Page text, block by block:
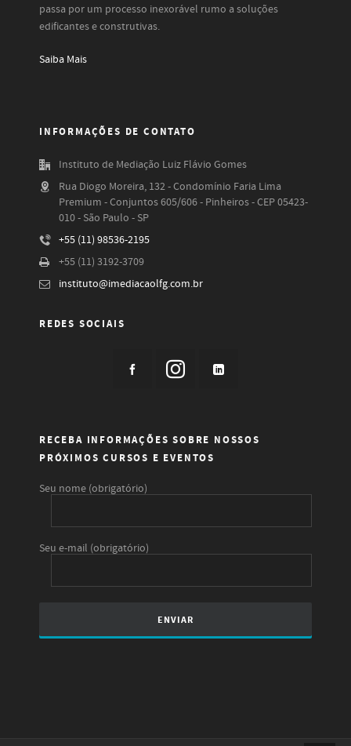
passa por um processo inexorável rumo a soluções
edificantes e construtivas.
Saiba Mais
INFORMAÇÕES DE CONTATO
Instituto de Mediação Luiz Flávio Gomes
Rua Diogo Moreira, 132 - Condomínio Faria Lima
Premium - Conjuntos 605/606 - Pinheiros - CEP 05423-
010 - São Paulo - SP
+55 (11) 98536-2195
+55 (11) 3192-3709
instituto@imediacaolfg.com.br
REDES SOCIAIS
RECEBA INFORMAÇÕES SOBRE NOSSOS
PRÓXIMOS CURSOS E EVENTOS
Seu nome (obrigatório)
Seu e-mail (obrigatório)